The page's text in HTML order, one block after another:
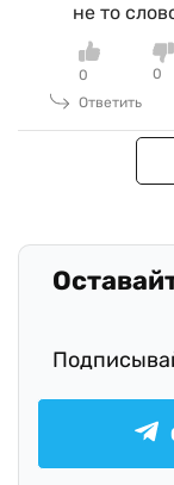
не то
0
0
Ответить